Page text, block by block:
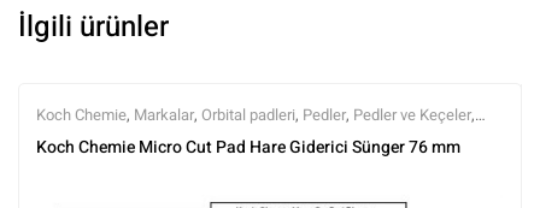
İlgili ürünler
Koch Chemie, Markalar, Orbital padleri, Pedler, Pedler ve Keçeler,
Polisaj,Polisaj ve Parlatma,Tüm Ürünler,Tüm Ürünler
Koch Chemie Micro Cut Pad Hare Giderici Sünger 76 mm